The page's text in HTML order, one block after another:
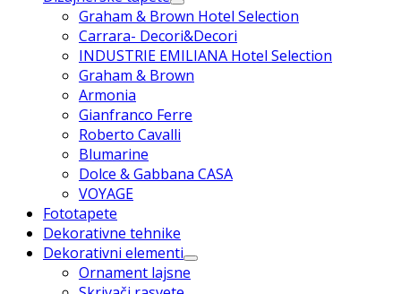
Graham & Brown Hotel Selection
Carrara- Decori&Decori
INDUSTRIE EMILIANA Hotel Selection
Graham & Brown
Armonia
Gianfranco Ferre
Roberto Cavalli
Blumarine
Dolce & Gabbana CASA
VOYAGE
Fototapete
Dekorativne tehnike
Dekorativni elementi
Ornament lajsne